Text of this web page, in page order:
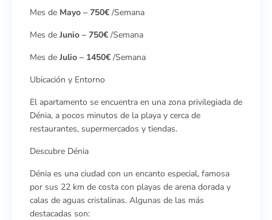
Mes de Mayo – 750€ /Semana
Mes de Junio – 750€/Semana
Mes de Julio – 1450€/Semana
Ubicación y Entorno
El apartamento se encuentra en una zona privilegiada de
Dénia, a pocos minutos de la playa y cerca de
restaurantes, supermercados y tiendas.
Descubre Dénia
Dénia es una ciudad con un encanto especial, famosa
por sus 22 km de costa con playas de arena dorada y
calas de aguas cristalinas. Algunas de las más
destacadas son: